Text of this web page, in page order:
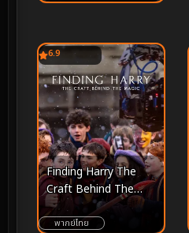
6.9
Finding Harry The
Craft Behind The
Magic (2026) ตามหา
แฮร์รี่ งานฝีมือเบื้องหลัง
พากย์ไทย